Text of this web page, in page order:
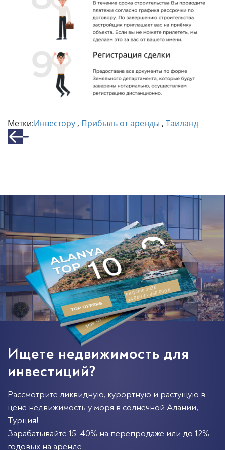
Метки:Инвестору , Прибыль от аренды , Таиланд
августа 2026
64 000 € - 460 000 €
Ищете недвижимость для
инвестиций?
Рассмотрите ликвидную, курортную и растущую в
цене недвижимость у моря в солнечной Алании,
Турция!
Зарабатывайте 15-40% на перепродаже или до 12%
годовых на аренде.